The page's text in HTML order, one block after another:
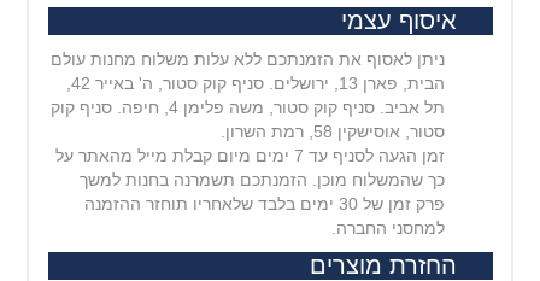
איסוף עצמי
ניתן לאסוף את הזמנתכם ללא עלות משלוח מחנות עולם
הבית, פארן 13, ירושלים. סניף קוק סטור, ה' באייר 42,
תל אביב. סניף קוק סטור, משה פלימן 4, חיפה. סניף קוק
סטור, אוסישקין 58, רמת השרון.
זמן הגעה לסניף עד 7 ימים מיום קבלת מייל מהאתר על
כך שהמשלוח מוכן. הזמנתכם תשמרנה בחנות למשך
פרק זמן של 30 ימים בלבד שלאחריו תוחזר ההזמנה
למחסני החברה.
החזרת מוצרים